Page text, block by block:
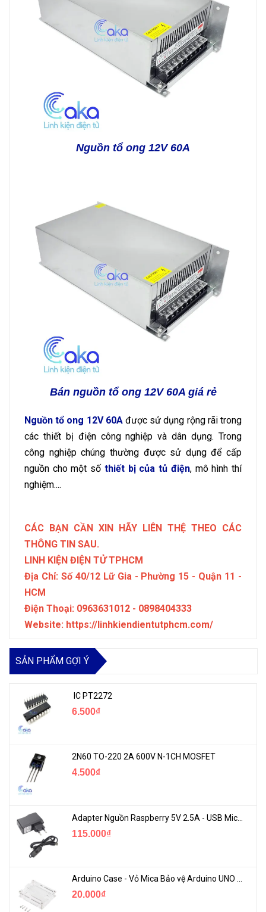
Nguồn tổ ong 12V 60A
Bán nguồn tổ ong 12V 60A giá rẻ
Nguồn tổ ong 12V 60Ađược sử dụng rộng rãi trong
các thiết bị điện công nghiệp và dân dụng. Trong
công nghiệp chúng thường được sử dụng để cấp
nguồn cho một số thiết bị của tủ điện, mô hình thí
nghiệm....
CÁC BẠN CẦN XIN HÃY LIÊN THỆ THEO CÁC
THÔNG TIN SAU.
LINH KIỆN ĐIỆN TỬ TPHCM
Địa Chỉ: Số 40/12 Lữ Gia - Phường 15 - Quận 11 -
HCM
Điện Thoại: 0963631012 - 0898404333
Website: https://linhkiendientutphcm.com/
SẢN PHẨM GỢI Ý
IC PT2272
6.500₫
2N60 TO-220 2A 600V N-1CH MOSFET
4.500₫
115.000₫
Arduino Case - Vỏ Mica Bảo vệ Arduino UNO R3
20.000₫